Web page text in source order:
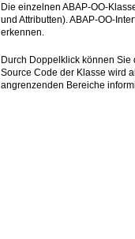
Die einzelnen ABAP-OO-
und Attributten). ABAP-OO-
erkennen.
Durch Doppelklick können
Source Code der Klasse wird
angrenzenden Bereiche